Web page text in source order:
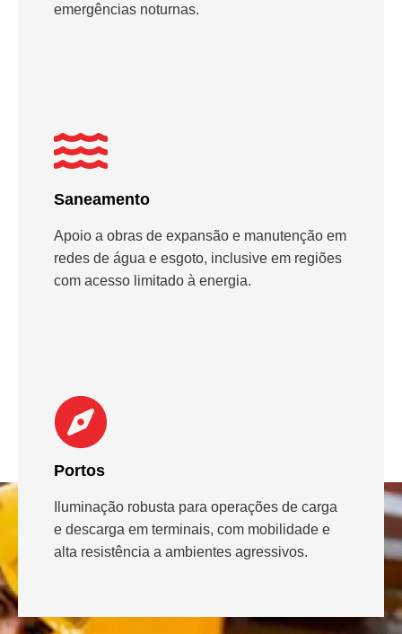
emergências noturnas.
Saneamento
Apoio a obras de expansão e manutenção em
redes de água e esgoto, inclusive em regiões
com acesso limitado à energia.
Portos
Iluminação robusta para operações de carga
e descarga em terminais, com mobilidade e
alta resistência a ambientes agressivos.